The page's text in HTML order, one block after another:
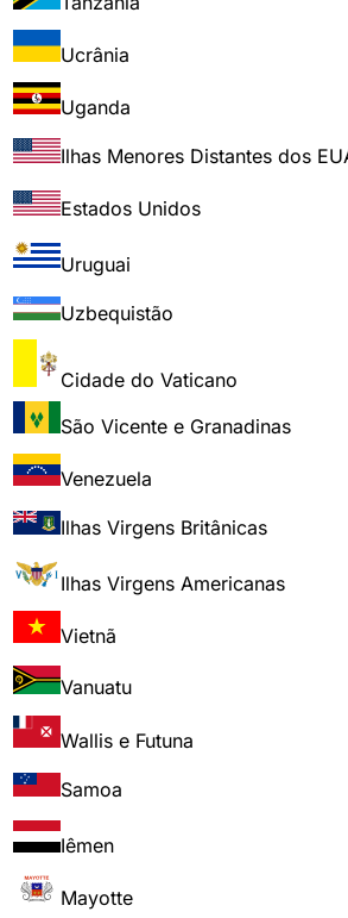
Ucrânia
Uganda
Ilhas Menores Distantes dos
Estados Unidos
Uruguai
Uzbequistão
Cidade do Vaticano
São Vicente e Granadinas
Venezuela
Ilhas Virgens Britânicas
Ilhas Virgens Americanas
Vietnã
Vanuatu
Wallis e Futuna
Samoa
Iêmen
Mayotte